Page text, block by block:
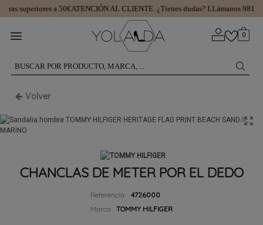
superiores a 50€ATENCIÓN AL CLIENTE.¿Tienes dudas? LLámanos
0
Volver
CHANCLAS DE METER POR EL DEDO
Referencia: 4726000
Marca
TOMMY HILFIGER